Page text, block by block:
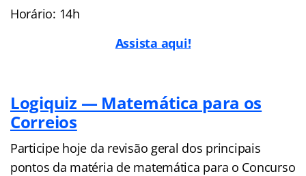
Horário: 14h
Assista aqui!
Logiquiz — Matemática para os
Correios
Participe hoje da revisão geral dos principais
pontos da matéria de matemática para o Concurso